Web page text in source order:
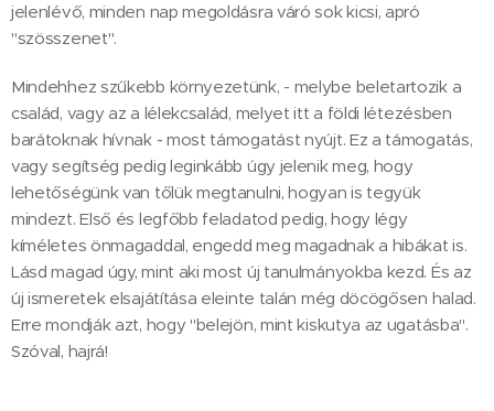
jelenlévő, minden nap megoldásra váró sok kicsi, apró
"szösszenet".
Mindehhez szűkebb környezetünk, - melybe beletartozik a
család, vagy az a lélekcsalád, melyet itt a földi létezésben
barátoknak hívnak - most támogatást nyújt. Ez a támogatás,
vagy segítség pedig leginkább úgy jelenik meg, hogy
lehetőségünk van tőlük megtanulni, hogyan is tegyük
mindezt. Első és legfőbb feladatod pedig, hogy légy
kíméletes önmagaddal, engedd meg magadnak a hibákat is.
Lásd magad úgy, mint aki most új tanulmányokba kezd. És az
új ismeretek elsajátítása eleinte talán még döcögősen halad.
Erre mondják azt, hogy "belejön, mint kiskutya az ugatásba".
Szóval, hajrá!